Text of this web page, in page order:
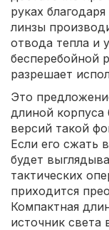
руках
линзы
отвода тепла и
бесперебойной
разрешает
Это
длиной
версий такой
Если его сжать
будет
тактических
приходится
Компактная
источник света